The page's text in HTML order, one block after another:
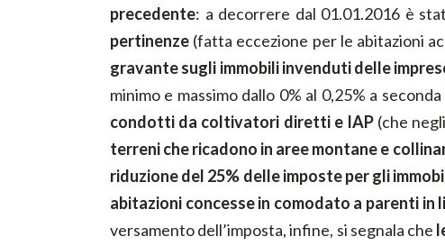
precedente: a decorrere dal 01.01.2016 è
pertinenze (fatta eccezione per le abitazioni
gravante sugli immobili invenduti delle
minimo e massimo dallo 0% al 0,25% a
condotti da coltivatori diretti e IAP (che
terreni che ricadono in aree montane e
riduzione del 25% delle imposte per gli
abitazioni concesse in comodato a parenti
versamento dell’imposta, infine, si segnala che